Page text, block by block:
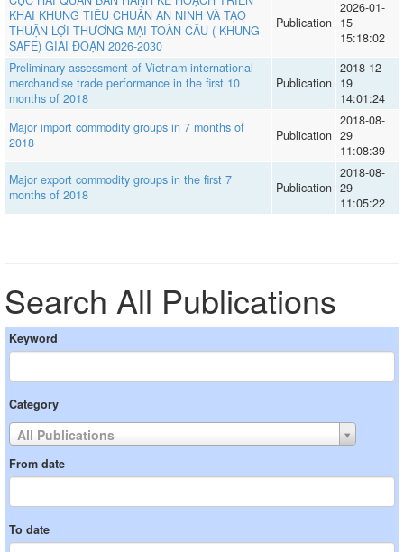
KHAI KHUNG TIÊU CHUẨN AN NINH VÀ TẠO
THUẬN LỢI THƯƠNG MẠI TOÀN CẦU ( KHUNG
SAFE) GIAI ĐOẠN 2026-2030
Publication
2026-01-
15
15:18:02
Preliminary assessment of Vietnam international
merchandise trade performance in the first 10
months of 2018
Publication
2018-12-
19
14:01:24
Major import commodity groups in 7 months of
2018
Publication
2018-08-
29
11:08:39
Major export commodity groups in the first 7
months of 2018
Publication
2018-08-
29
11:05:22
Search All Publications
Keyword
Category
All Publications
From date
To date